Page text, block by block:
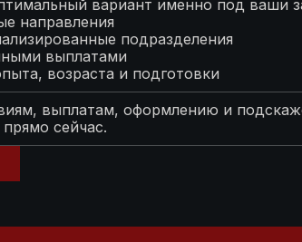
вариант именно под ваши
направления
подразделения
выплатами
возраста и подготовки
выплатам, оформлению и
сейчас.